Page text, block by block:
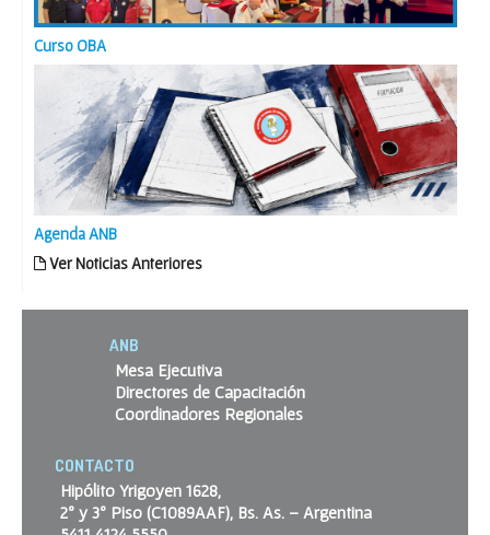
Curso OBA
Agenda ANB
Ver Noticias Anteriores
ANB
Mesa Ejecutiva
Directores de Capacitación
Coordinadores Regionales
CONTACTO
Hipólito Yrigoyen 1628,
2º y 3º Piso (C1089AAF), Bs. As. – Argentina